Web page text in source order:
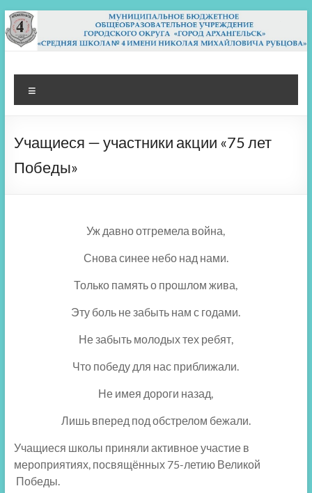
Перейти
к
содержимому
МБОУ СШ 4
Архангельск
Учащиеся — участники акции «75 лет
Победы»
Уж давно отгремела война,
Снова синее небо над нами.
Только память о прошлом жива,
Эту боль не забыть нам с годами.
Не забыть молодых тех ребят,
Что победу для нас приближали.
Не имея дороги назад,
Лишь вперед под обстрелом бежали.
Учащиеся школы приняли активное участие в
мероприятиях, посвящённых 75-летию Великой
Победы.